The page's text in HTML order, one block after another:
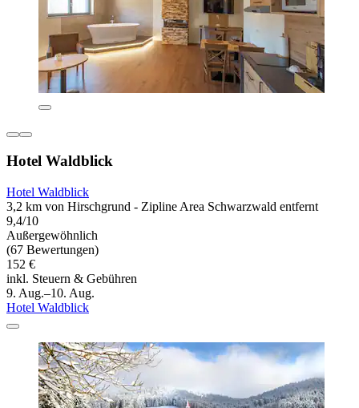
Hotel Waldblick
Hotel Waldblick
3,2 km von Hirschgrund - Zipline Area Schwarzwald entfernt
9,4/10
Außergewöhnlich
(67 Bewertungen)
152 €
inkl. Steuern & Gebühren
9. Aug.–10. Aug.
Hotel Waldblick